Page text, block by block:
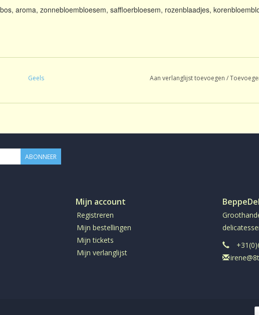
aroma, zonnebloembloesem, saffloerbloesem, rozenblaadjes,
Geels Aan verlanglijst toevoegen /
ABONNEER
Mijn account
Registreren
Mijn bestellingen
Mijn tickets
Mijn verlanglijst